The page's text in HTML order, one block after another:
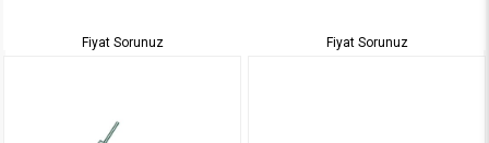
Fiyat Sorunuz Fiyat Sorunuz